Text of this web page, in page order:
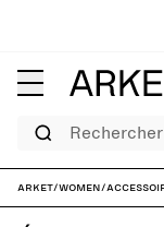
Rechercher
ARKET/Women/